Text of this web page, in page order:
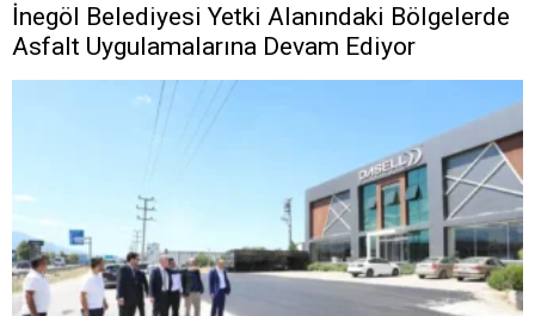
İnegöl Belediyesi Yetki Alanındaki Bölgelerde
Asfalt Uygulamalarına Devam Ediyor